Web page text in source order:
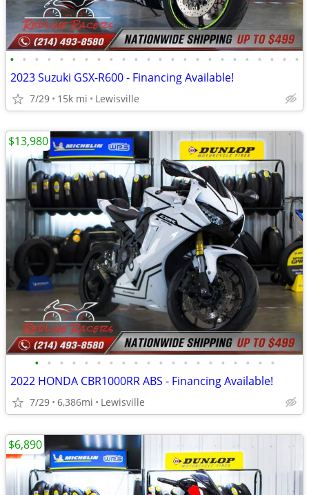
• • • • • • • • • • • • • • • • • • • • • • • •
2023 Suzuki GSX-R600 - Financing Available!
7/29 15k mi Lewisville
• • • • • • • • • • • • • • • • • • • •
2022 HONDA CBR1000RR ABS - Financing Available!
7/29 6,386mi Lewisville
$13,980
$6,890